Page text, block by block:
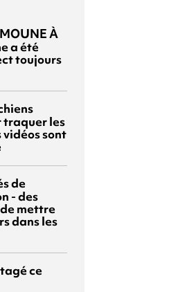
À
a été
toujours
traquer les
sont
de
- des
mettre
dans les
ce